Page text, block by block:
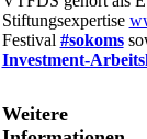
Stiftungsexpertise
Festival #sokoms
Investment-
Weitere